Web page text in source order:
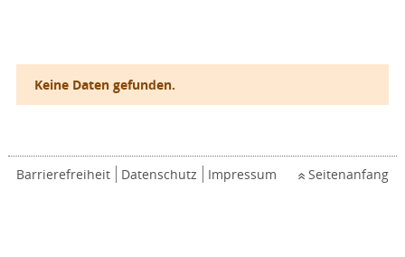
Keine Daten gefunden.
Barrierefreiheit Datenschutz Impressum Seitenanfang